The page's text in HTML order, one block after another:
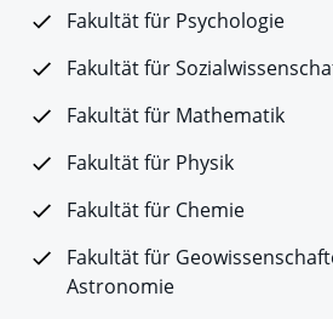
Fakultät für Psychologie
Fakultät für
Fakultät für Mathematik
Fakultät für Physik
Fakultät für Chemie
Fakultät für
Astronomie